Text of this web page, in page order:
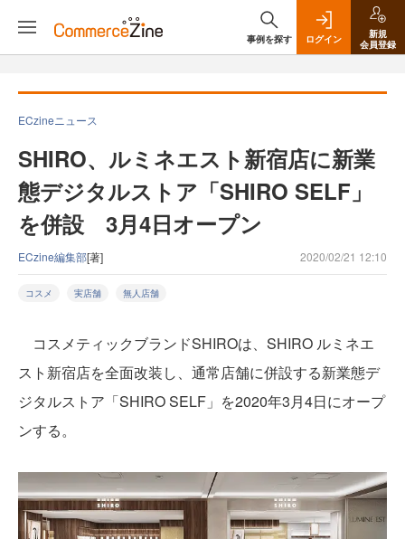
事例を探す ログイン
新規
会員登録
ECzineニュース
SHIRO、ルミネエスト新宿店に新業
態デジタルストア「SHIRO SELF」
を併設 3月4日オープン
ECzine編集部[著] 2020/02/21 12:10
コスメ 実店舗 無人店舗
コスメティックブランドSHIROは、SHIRO ルミネエ
スト新宿店を全面改装し、通常店舗に併設する新業態デ
ジタルストア「SHIRO SELF」を2020年3月4日にオープ
ンする。